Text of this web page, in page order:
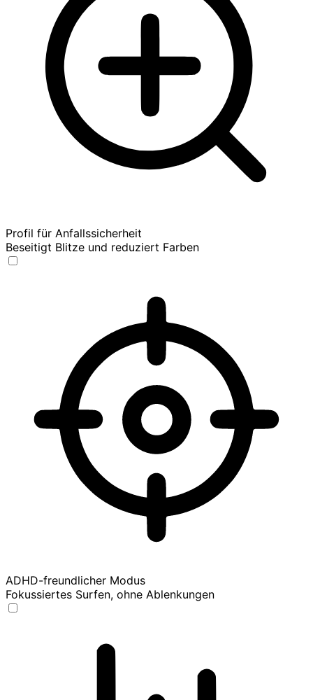
Profil für Anfallssicherheit
Beseitigt Blitze und reduziert Farben
ADHD-freundlicher Modus
Fokussiertes Surfen, ohne Ablenkungen